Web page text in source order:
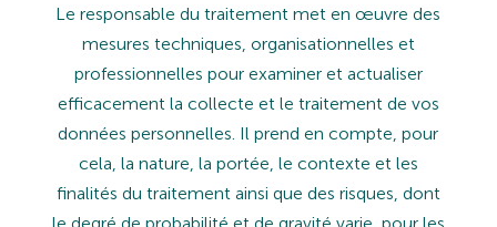
Le responsable du traitement met en œuvre des
mesures techniques, organisationnelles et
professionnelles pour examiner et actualiser
efficacement la collecte et le traitement de vos
données personnelles. Il prend en compte, pour
cela, la nature, la portée, le contexte et les
finalités du traitement ainsi que des risques, dont